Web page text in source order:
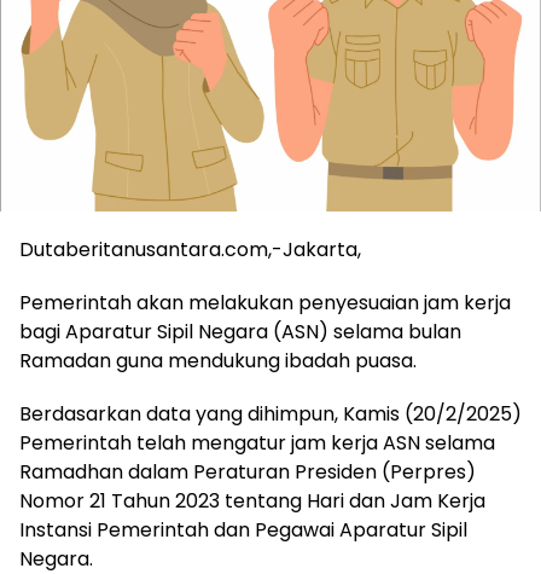
Dutaberitanusantara.com,-Jakarta,
Pemerintah akan melakukan penyesuaian jam kerja
bagi Aparatur Sipil Negara (ASN) selama bulan
Ramadan guna mendukung ibadah puasa.
Berdasarkan data yang dihimpun, Kamis (20/2/2025)
Pemerintah telah mengatur jam kerja ASN selama
Ramadhan dalam Peraturan Presiden (Perpres)
Nomor 21 Tahun 2023 tentang Hari dan Jam Kerja
Instansi Pemerintah dan Pegawai Aparatur Sipil
Negara.